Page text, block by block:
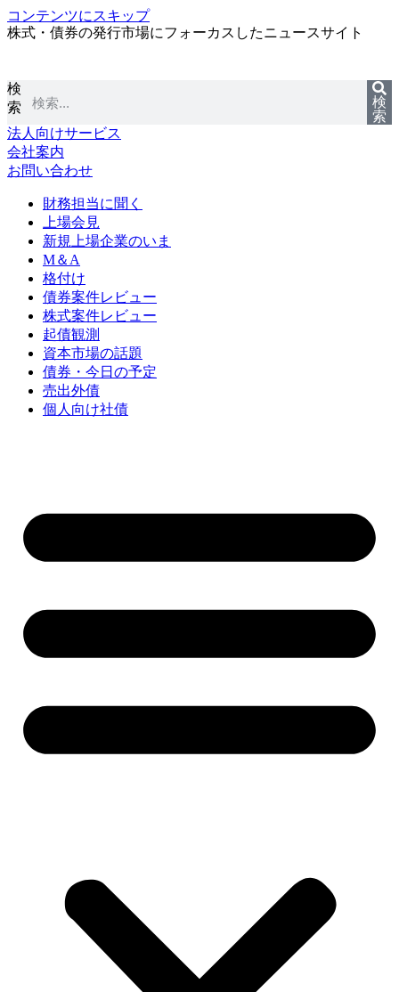
コンテンツにスキップ
株式・債券の発行市場にフォーカスしたニュースサイト
検
索
検
索
法人向けサービス
会社案内
お問い合わせ
財務担当に聞く
上場会見
新規上場企業のいま
M＆A
格付け
債券案件レビュー
株式案件レビュー
起債観測
資本市場の話題
債券・今日の予定
売出外債
個人向け社債